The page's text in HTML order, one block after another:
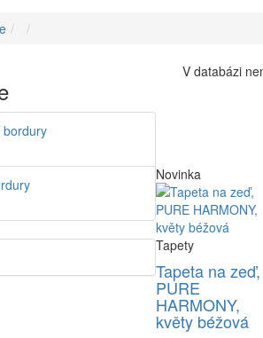
V databázi
Novinka
Tapety
Tapeta na zeď,
PURE
HARMONY,
květy béžová